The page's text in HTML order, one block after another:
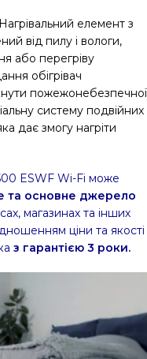
елемент з
від пилу і вологи,
або перегріву
обігрівач
пожежонебезпечної
систему подвійних
дає змогу нагріти
ESWF Wi-Fi може
та основне джерело
магазинах та інших
ціни та якості
з гарантією 3 роки.